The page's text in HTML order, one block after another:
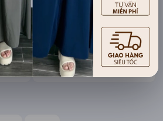
BÌNH LUẬN ĐÁNH GIÁ TIN TỨC
HỆ THỐNG RẠP
Tất cả hệ thống